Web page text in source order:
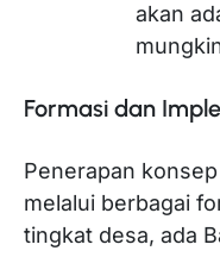
akan
Formasi dan
Penerapan
melalui berbagai
tingkat desa, ada